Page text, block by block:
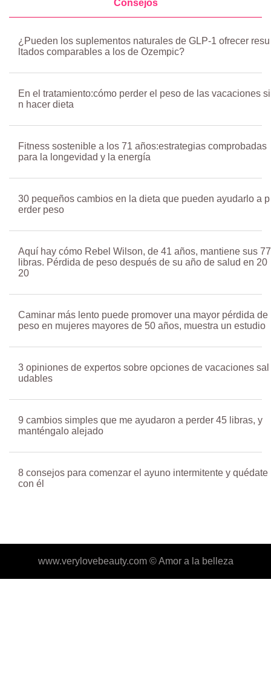
Consejos
¿Pueden los suplementos naturales de GLP-1 ofrecer resu
ltados comparables a los de Ozempic?
En el tratamiento:cómo perder el peso de las vacaciones si
n hacer dieta
Fitness sostenible a los 71 años:estrategias comprobadas
para la longevidad y la energía
30 pequeños cambios en la dieta que pueden ayudarlo a p
erder peso
Aquí hay cómo Rebel Wilson, de 41 años, mantiene sus 77
libras. Pérdida de peso después de su año de salud en 20
20
Caminar más lento puede promover una mayor pérdida de
peso en mujeres mayores de 50 años, muestra un estudio
3 opiniones de expertos sobre opciones de vacaciones sal
udables
9 cambios simples que me ayudaron a perder 45 libras, y
manténgalo alejado
8 consejos para comenzar el ayuno intermitente y quédate
con él
www.verylovebeauty.com ©Amor a la belleza